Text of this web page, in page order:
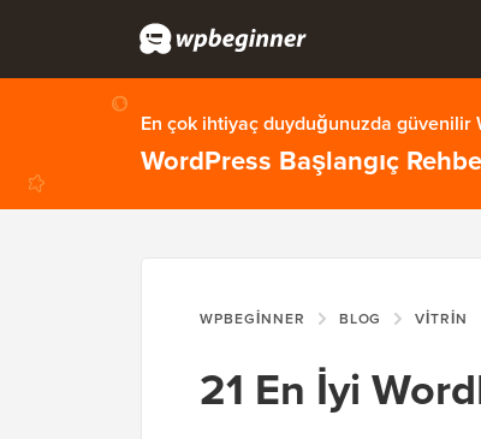
En çok ihtiyaç duyduğunuzda güvenilir
WordPress Başlangıç
WPBEGINNER BLOG VITRIN
21 En İyi